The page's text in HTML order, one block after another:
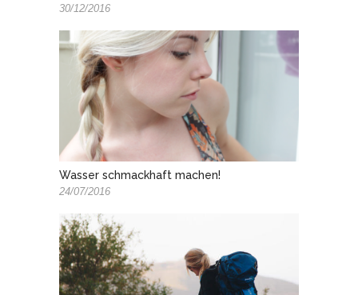
30/12/2016
Wasser schmackhaft machen!
24/07/2016